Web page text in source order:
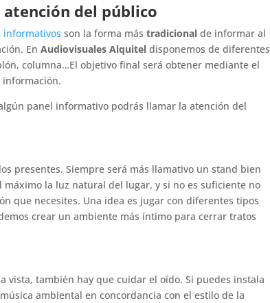
del público
informativos son la forma mástradicionalde informar al
EnAudiovisuales Alquitel disponemos de diferentes
columna…El objetivo final será obtener mediante el
panel informativo podrás llamar la atención del
presentes. Siempre será más llamativo un stand bien
la luz natural del lugar, y si no es suficiente no
que necesites. Una idea es jugar con diferentes tipos
crear un ambiente más íntimo para cerrar tratos
vista, también hay que cuidar el oído. Si puedes instala
ambiental en concordancia con el estilo de la